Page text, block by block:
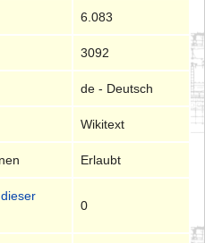
6.083
3092
de - Deutsch
Wikitext
Erlaubt
0